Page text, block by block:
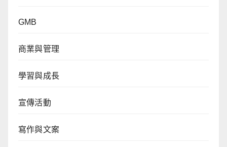
GMB
商業與管理
學習與成長
宣傳活動
寫作與文案